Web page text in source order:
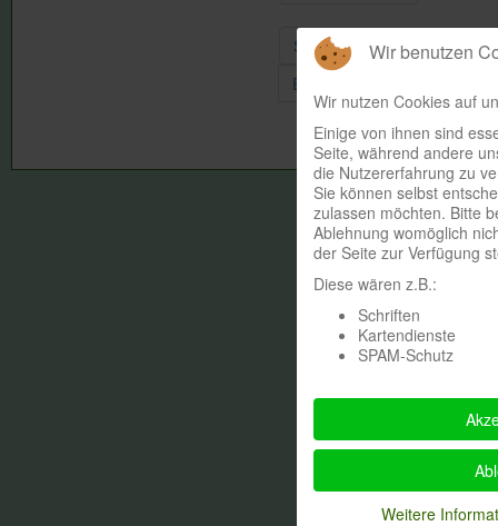
Start Zurück 81
82
Ende
Wir benutzen
Wir nutzen Cookies auf
Einige von ihnen sind
Seite, während andere
die Nutzererfahrung zu
Sie können selbst
zulassen möchten. Bitte
Ablehnung womöglich
der Seite zur Verfügung
Diese wären z.B.:
Schriften
Kartendienste
SPAM-Schutz
Weitere